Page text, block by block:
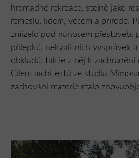
hromadné rekreace, stejně jako
řemeslu, lidem, věcem a přírodě.
zmizelo pod nánosem přestaveb,
přílepků, nekvalitních vysprávek
obkladů, takže z něj k zachránění
Cílem architektů ze studia
zachování materie stalo
Krkonošské stavby charakterizují
vikýře, asymetrická nasazení